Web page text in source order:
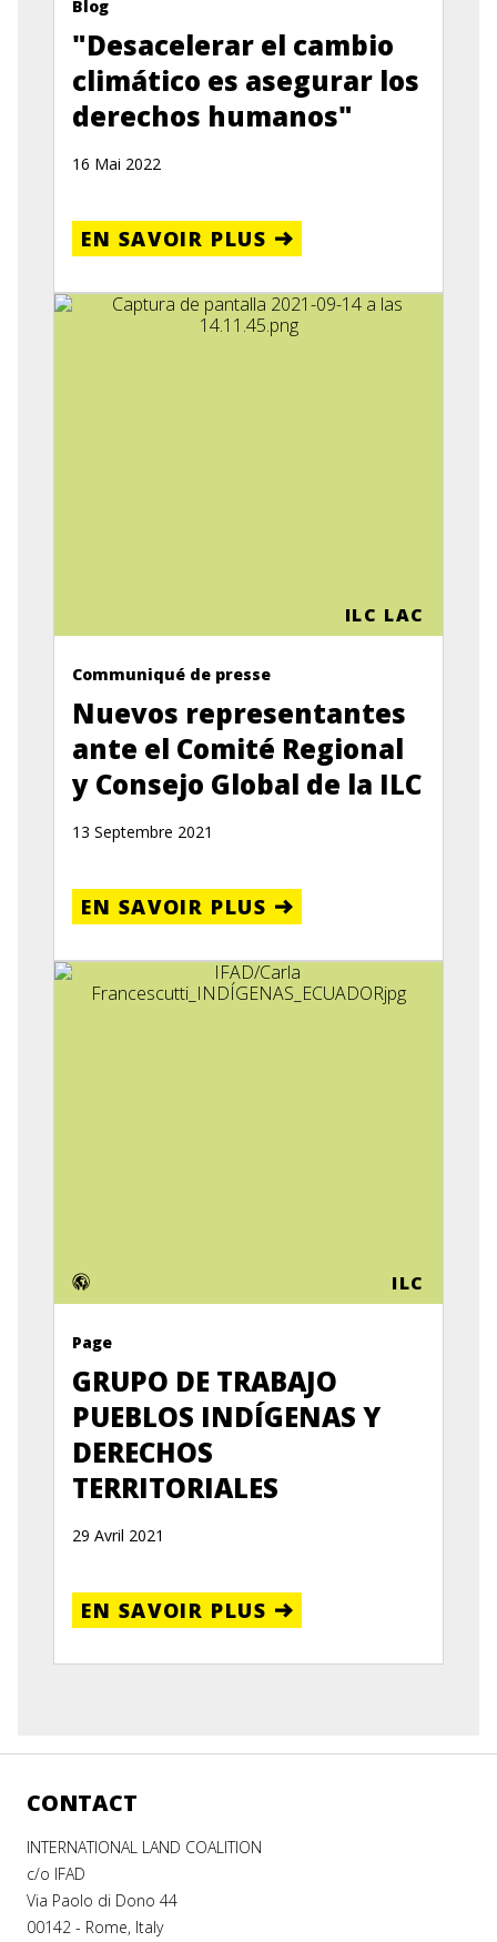
Blog
"Desacelerar el cambio
climático es asegurar los
derechos humanos"
16 Mai 2022
EN SAVOIR PLUS
ILC LAC
Communiqué de presse
Nuevos representantes
ante el Comité Regional
y Consejo Global de la ILC
13 Septembre 2021
EN SAVOIR PLUS
ILC
Page
GRUPO DE TRABAJO
PUEBLOS INDÍGENAS Y
DERECHOS
TERRITORIALES
29 Avril 2021
EN SAVOIR PLUS
CONTACT
INTERNATIONAL LAND COALITION
c/o IFAD
Via Paolo di Dono 44
00142 - Rome, Italy